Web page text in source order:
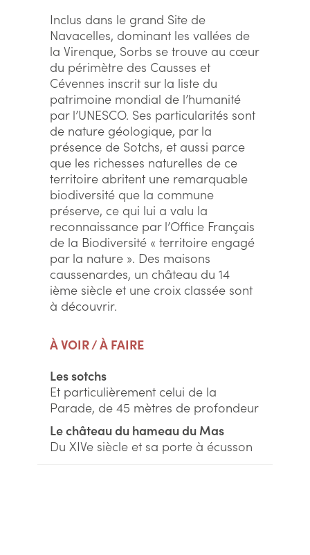
Inclus dans le grand Site de
Navacelles, dominant les vallées de
la Virenque, Sorbs se trouve au cœur
du périmètre des Causses et
Cévennes inscrit sur la liste du
patrimoine mondial de l’humanité
par l’UNESCO. Ses particularités sont
de nature géologique, par la
présence de Sotchs, et aussi parce
que les richesses naturelles de ce
territoire abritent une remarquable
biodiversité que la commune
préserve, ce qui lui a valu la
reconnaissance par l’Office Français
de la Biodiversité « territoire engagé
par la nature ». Des maisons
caussenardes, un château du 14
ième siècle et une croix classée sont
à découvrir.
À VOIR / À FAIRE
Les sotchs
Et particulièrement celui de la
Parade, de 45 mètres de profondeur
Le château du hameau du Mas
Du XIVe siècle et sa porte à écusson